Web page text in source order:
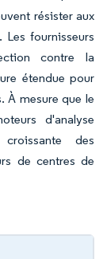
résister aux
fournisseurs
contre la
étendue pour
À mesure que le
d'analyse
des
de centres de